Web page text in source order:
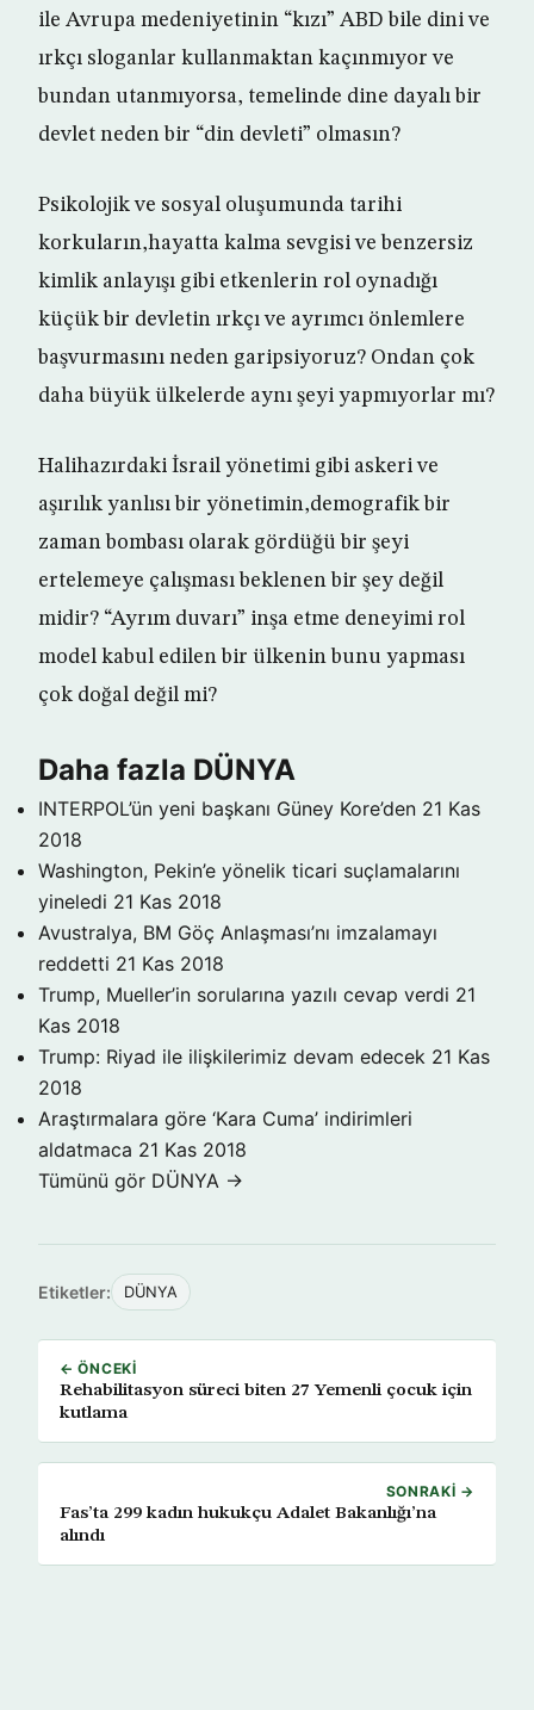
ile Avrupa medeniyetinin “kızı” ABD bile dini ve
ırkçı sloganlar kullanmaktan kaçınmıyor ve
bundan utanmıyorsa, temelinde dine dayalı bir
devlet neden bir “din devleti” olmasın?
Psikolojik ve sosyal oluşumunda tarihi
korkuların,hayatta kalma sevgisi ve benzersiz
kimlik anlayışı gibi etkenlerin rol oynadığı
küçük bir devletin ırkçı ve ayrımcı önlemlere
başvurmasını neden garipsiyoruz? Ondan çok
daha büyük ülkelerde aynı şeyi yapmıyorlar mı?
Halihazırdaki İsrail yönetimi gibi askeri ve
aşırılık yanlısı bir yönetimin,demografik bir
zaman bombası olarak gördüğü bir şeyi
ertelemeye çalışması beklenen bir şey değil
midir? “Ayrım duvarı” inşa etme deneyimi rol
model kabul edilen bir ülkenin bunu yapması
çok doğal değil mi?
Daha fazla DÜNYA
INTERPOL’ün yeni başkanı Güney Kore’den 21 Kas
2018
Washington, Pekin’e yönelik ticari suçlamalarını
yineledi 21 Kas 2018
Avustralya, BM Göç Anlaşması’nı imzalamayı
reddetti 21 Kas 2018
Trump, Mueller’in sorularına yazılı cevap verdi 21
Kas 2018
Trump: Riyad ile ilişkilerimiz devam edecek 21 Kas
2018
Araştırmalara göre ‘Kara Cuma’ indirimleri
aldatmaca 21 Kas 2018
Tümünü gör DÜNYA →
Etiketler: DÜNYA
← ÖNCEKI
Rehabilitasyon süreci biten 27 Yemenli çocuk için
kutlama
SONRAKI →
Fas’ta 299 kadın hukukçu Adalet Bakanlığı’na
alındı